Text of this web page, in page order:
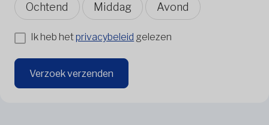
Ochtend Middag Avond
Ik heb hetprivacybeleid gelezen
Verzoek verzenden